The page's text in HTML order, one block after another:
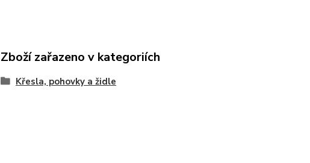
Zboží zařazeno v kategoriích
Křesla, pohovky a židle